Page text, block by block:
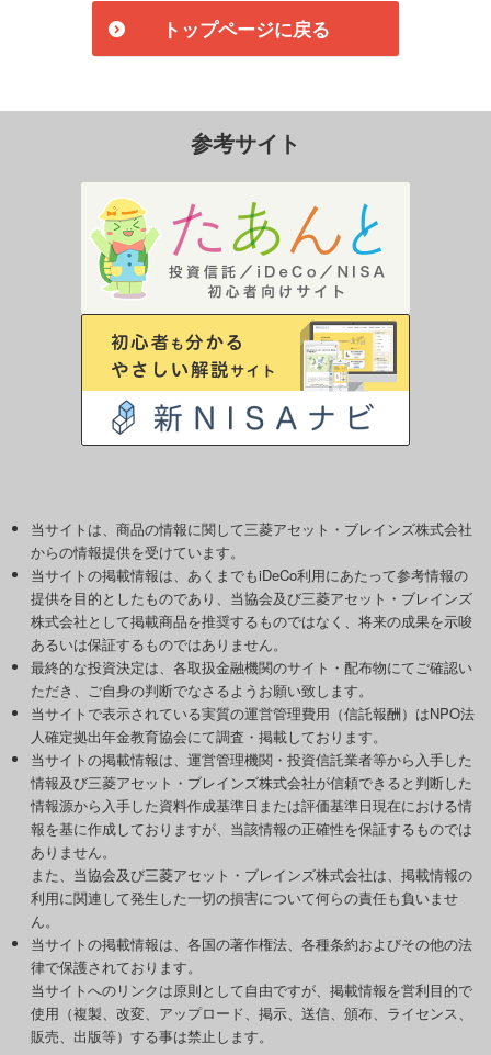
トップページに戻る
参考サイト
当サイトは、商品の情報に関して三菱アセット・ブレインズ株式会社
からの情報提供を受けています。
当サイトの掲載情報は、あくまでもiDeCo利用にあたって参考情報の
提供を目的としたものであり、当協会及び三菱アセット・ブレインズ
株式会社として掲載商品を推奨するものではなく、将来の成果を示唆
あるいは保証するものではありません。
最終的な投資決定は、各取扱金融機関のサイト・配布物にてご確認い
ただき、ご自身の判断でなさるようお願い致します。
当サイトで表示されている実質の運営管理費用（信託報酬）はNPO法
人確定拠出年金教育協会にて調査・掲載しております。
当サイトの掲載情報は、運営管理機関・投資信託業者等から入手した
情報及び三菱アセット・ブレインズ株式会社が信頼できると判断した
情報源から入手した資料作成基準日または評価基準日現在における情
報を基に作成しておりますが、当該情報の正確性を保証するものでは
ありません。
また、当協会及び三菱アセット・ブレインズ株式会社は、掲載情報の
利用に関連して発生した一切の損害について何らの責任も負いませ
ん。
当サイトの掲載情報は、各国の著作権法、各種条約およびその他の法
律で保護されております。
当サイトへのリンクは原則として自由ですが、掲載情報を営利目的で
使用（複製、改変、アップロード、掲示、送信、頒布、ライセンス、
販売、出版等）する事は禁止します。